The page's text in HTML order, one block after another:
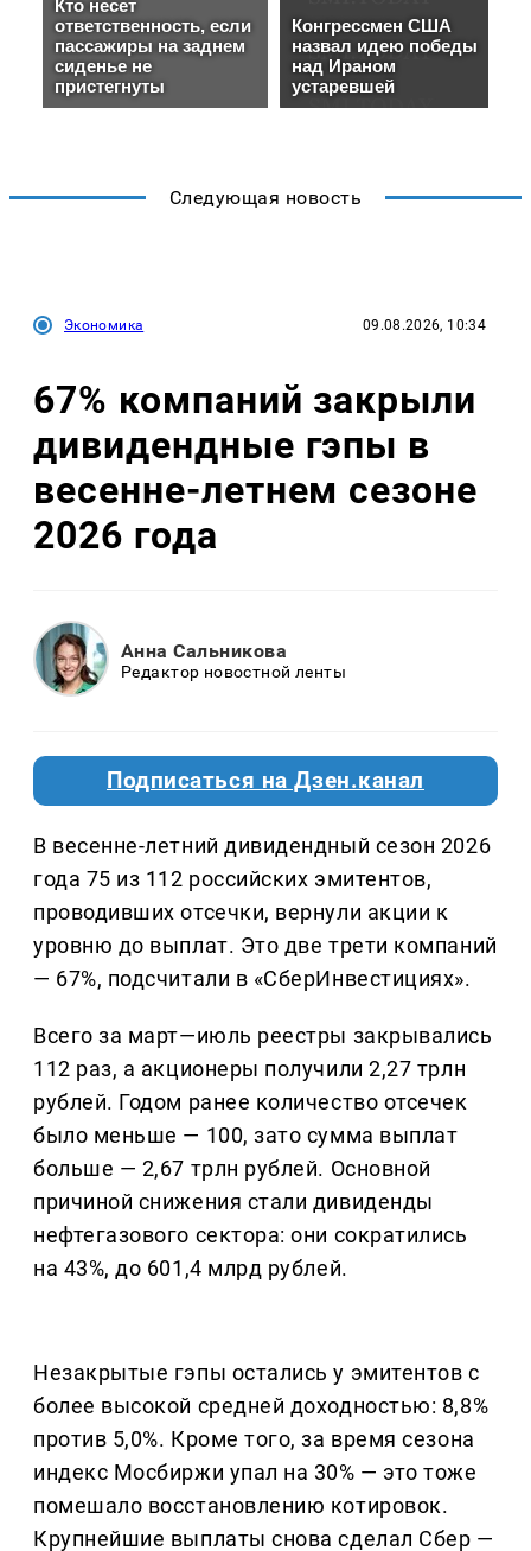
Следующая новость
Экономика 09.08.2026, 10:34
67% компаний закрыли
дивидендные гэпы в
весенне-летнем сезоне
2026 года
Анна Сальникова
Редактор новостной ленты
Подписаться на Дзен.канал
В весенне-летний дивидендный сезон 2026
года 75 из 112 российских эмитентов,
проводивших отсечки, вернули акции к
уровню до выплат. Это две трети компаний
— 67%, подсчитали в «СберИнвестициях».
Всего за март—июль реестры закрывались
112 раз, а акционеры получили 2,27 трлн
рублей. Годом ранее количество отсечек
было меньше — 100, зато сумма выплат
больше — 2,67 трлн рублей. Основной
причиной снижения стали дивиденды
нефтегазового сектора: они сократились
на 43%, до 601,4 млрд рублей.
Незакрытые гэпы остались у эмитентов с
более высокой средней доходностью: 8,8%
против 5,0%. Кроме того, за время сезона
индекс Мосбиржи упал на 30% — это тоже
помешало восстановлению котировок.
Крупнейшие выплаты снова сделал Сбер —